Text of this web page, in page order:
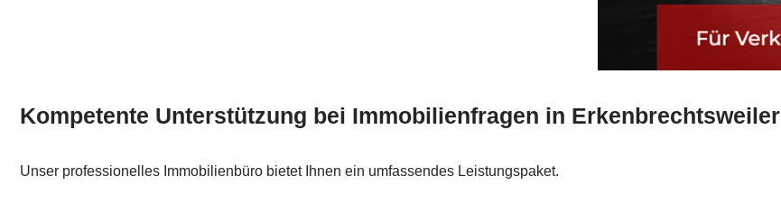
Kompetente Unterstützung bei Immobilienfragen in Erkenbrechtsweiler
Unser professionelles Immobilienbüro bietet Ihnen ein umfassendes Leistungspaket.